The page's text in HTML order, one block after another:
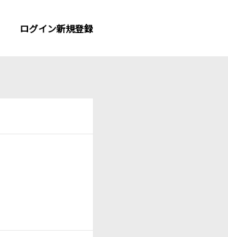
ログイン新規登録